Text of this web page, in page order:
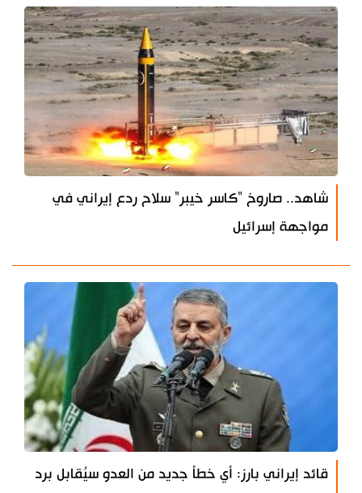
شاهد.. صاروخ "كاسر خيبر" سلاح ردع إيراني في
مواجهة إسرائيل
قائد إيراني بارز: أي خطأ جديد من العدو سيُقابل برد